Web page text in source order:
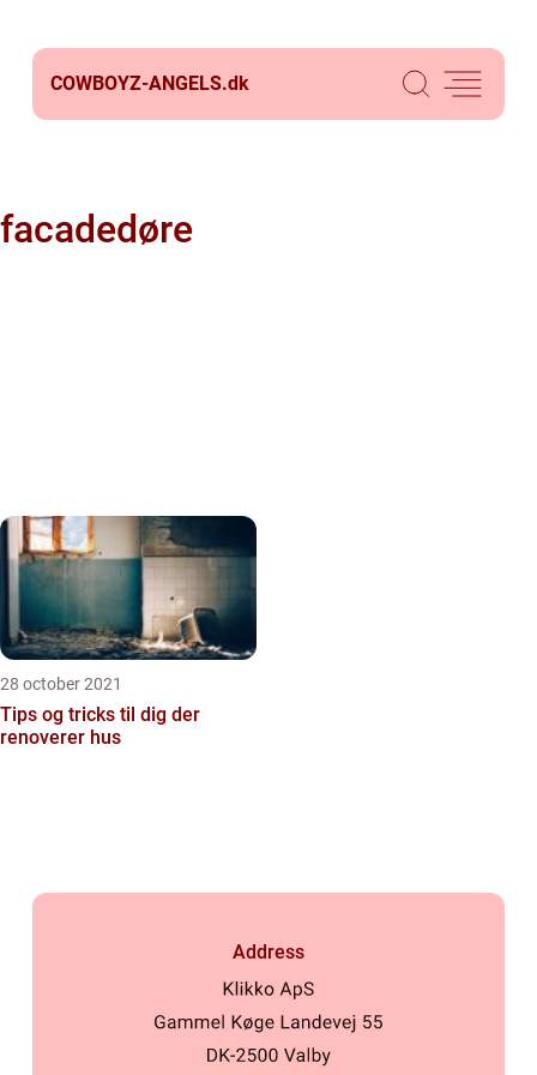
COWBOYZ-ANGELS.dk
facadedøre
28 october 2021
Tips og tricks til dig der
renoverer hus
Address